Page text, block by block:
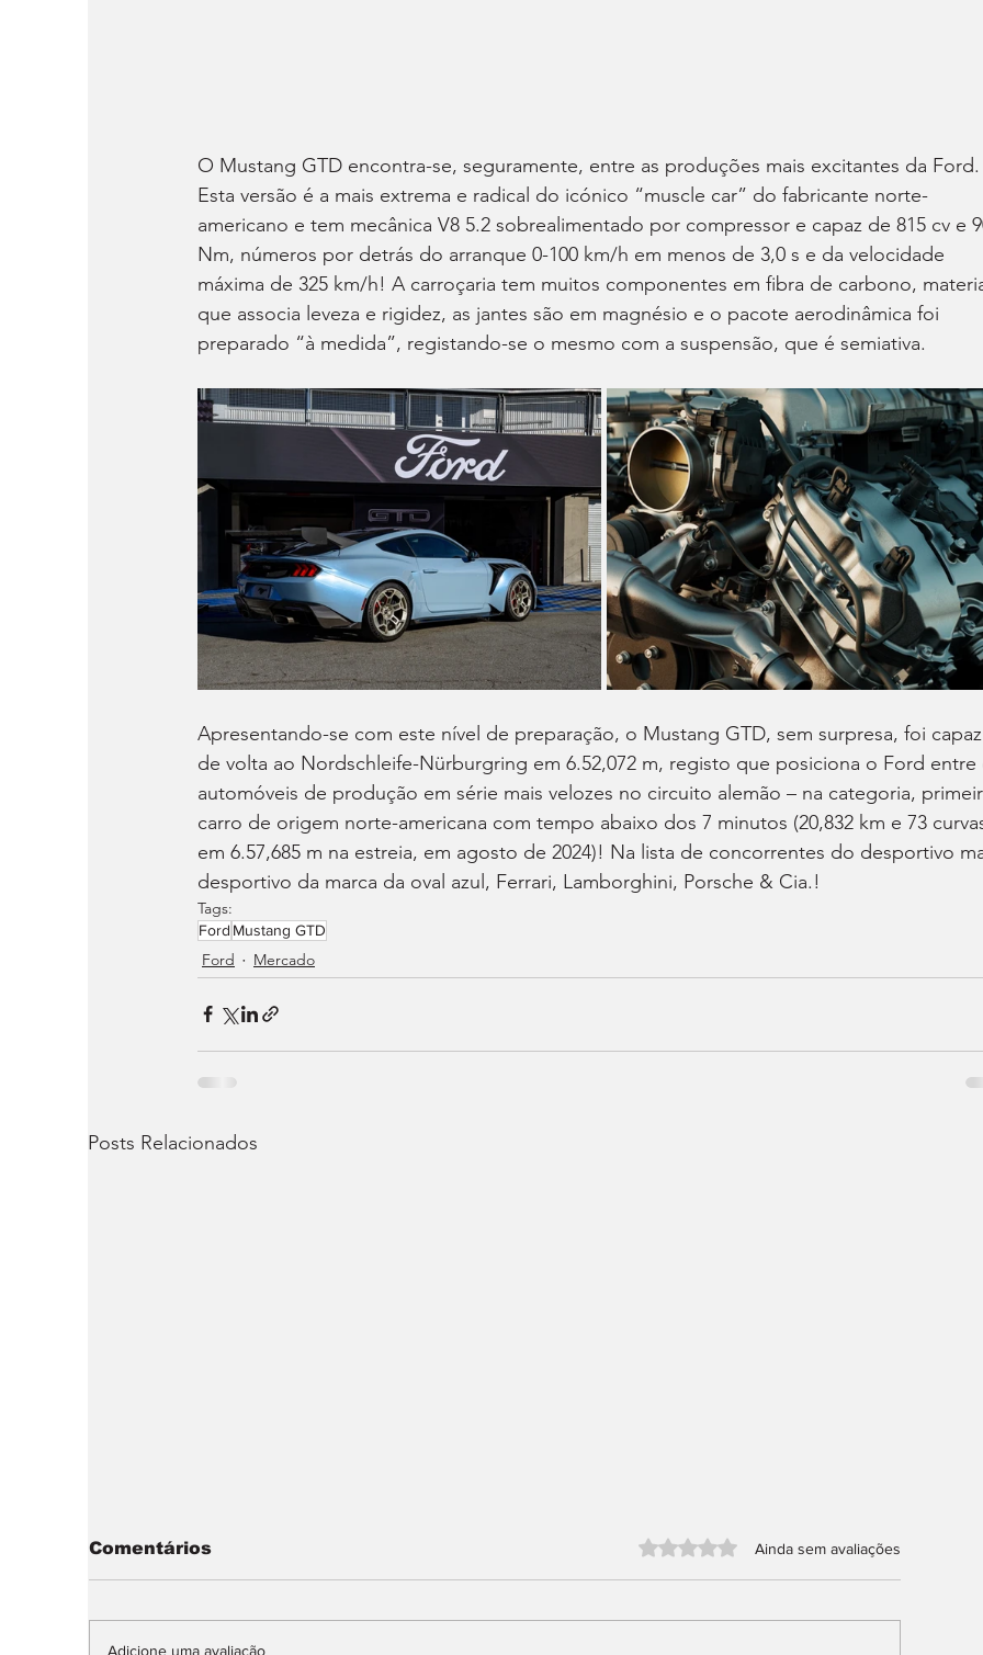
O Mustang GTD encontra-se, seguramente, entre as produções mais excitantes da Ford.
Esta versão é a mais extrema e radical do icónico “muscle car” do fabricante norte-
americano e tem mecânica V8 5.2 sobrealimentado por compressor e capaz de 815 cv e
Nm, números por detrás do arranque 0-100 km/h em menos de 3,0 s e da velocidade
máxima de 325 km/h! A carroçaria tem muitos componentes em fibra de carbono,
que associa leveza e rigidez, as jantes são em magnésio e o pacote aerodinâmica foi
preparado “à medida”, registando-se o mesmo com a suspensão, que é semiativa.
Apresentando-se com este nível de preparação, o Mustang GTD, sem surpresa, foi capaz
de volta ao Nordschleife-Nürburgring em 6.52,072 m, registo que posiciona o Ford entre
automóveis de produção em série mais velozes no circuito alemão – na categoria,
carro de origem norte-americana com tempo abaixo dos 7 minutos (20,832 km e 73
em 6.57,685 m na estreia, em agosto de 2024)! Na lista de concorrentes do desportivo
desportivo da marca da oval azul, Ferrari, Lamborghini, Porsche & Cia.!
Tags:
Ford Mustang GTD
Ford Mercado
Posts Relacionados
Comentários Avaliado com 0 de 5 estrelas.
Ainda sem avaliações
Adicione uma avaliação